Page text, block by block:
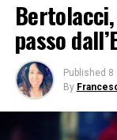
Bertolacci,
passo
Published 8
By